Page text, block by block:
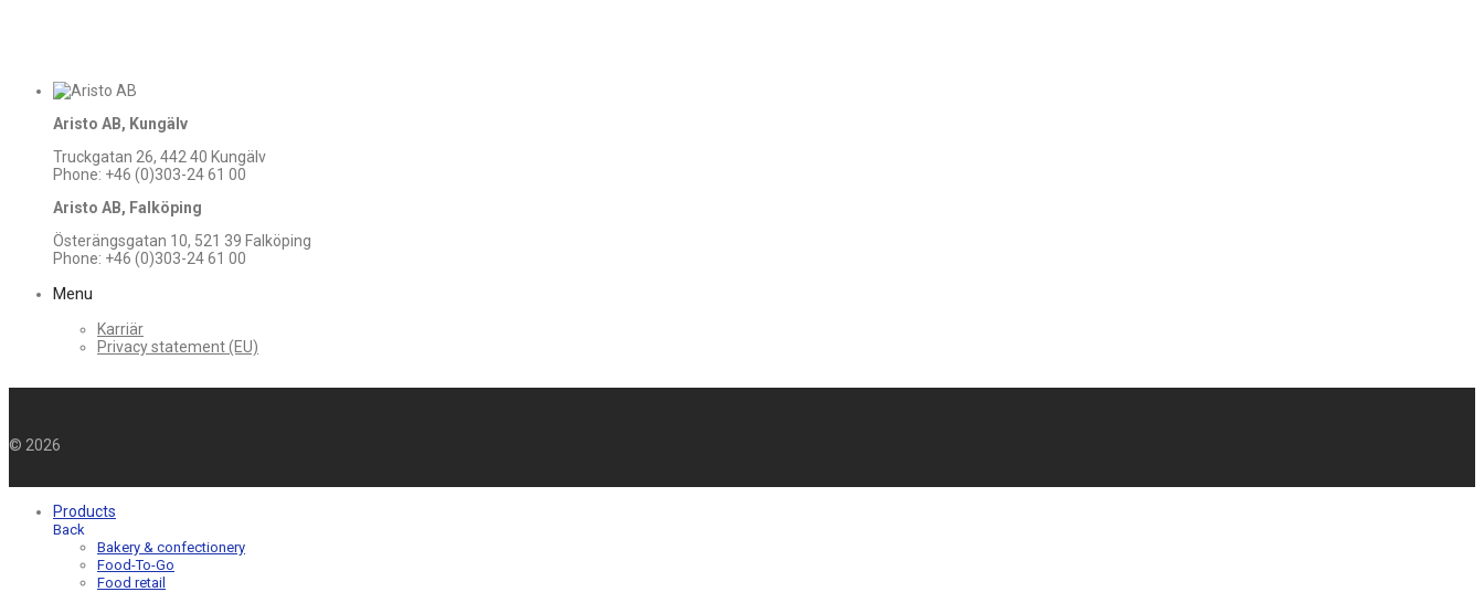
Aristo AB, Kungälv
Truckgatan 26, 442 40 Kungälv
Phone: +46 (0)303-24 61 00
Aristo AB, Falköping
Österängsgatan 10, 521 39 Falköping
Phone: +46 (0)303-24 61 00
Menu
Karriär
Privacy statement (EU)
© 2026
Products
Back
Bakery & confectionery
Food-To-Go
Food retail